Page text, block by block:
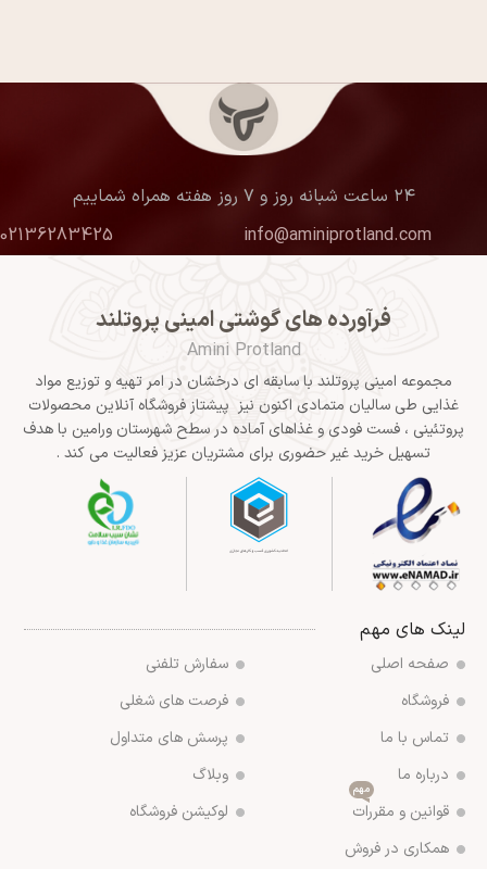
۲۴ ساعت شبانه روز و ۷ روز هفته همراه شماییم
info@aminiprotland.com
02136283425
فرآورده های گوشتی امینی پروتلند
Amini Protland
مجموعه امینی پروتلند با سابقه ای درخشان در امر تهیه و توزیع مواد
غذایی طی سالیان متمادی اکنون نیز پیشتاز فروشگاه آنلاین محصولات
پروتئینی ، فست فودی و غذاهای آماده در سطح شهرستان ورامین با هدف
تسهیل خرید غیر حضوری برای مشتریان عزیز فعالیت می کند .
لینک های مهم
صفحه اصلی
فروشگاه
تماس با ما
درباره ما
قوانین و مقررات
مهم
همکاری در فروش
سفارش تلفنی
فرصت های شغلی
پرسش های متداول
وبلاگ
لوکیشن فروشگاه